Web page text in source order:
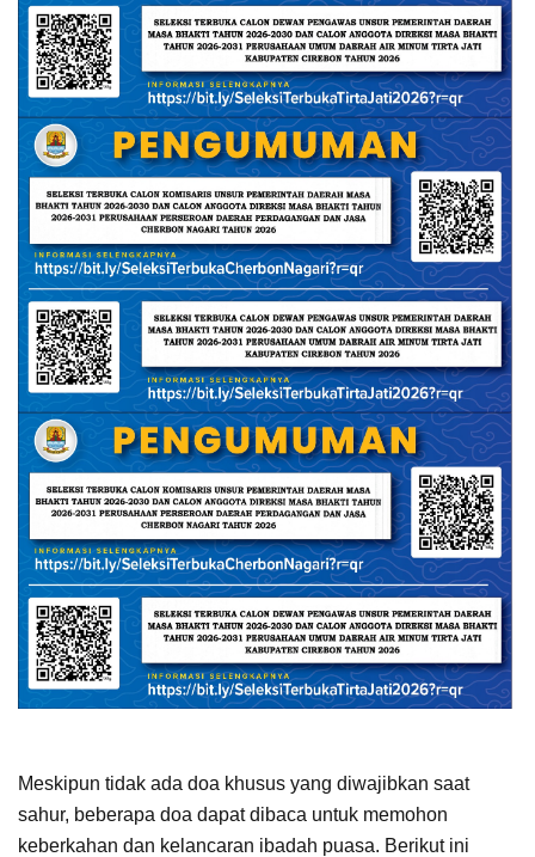
yang sangat dianjurkan dalam Islam bagi mereka yang
menjalankan ibadah puasa, baik puasa wajib seperti
Ramadan maupun puasa sunnah.
Selain sebagai sumber energi untuk menjalani puasa,
sahur juga membawa keberkahan dan pahala yang besar.
Rasulullah ﷺ bersabda:
“Makan sahurlah kalian, karena dalam sahur itu terdapat
keberkahan.” (HR. Bukhari dan Muslim)
Meskipun tidak ada doa khusus yang diwajibkan saat
sahur, beberapa doa dapat dibaca untuk memohon
keberkahan dan kelancaran ibadah puasa. Berikut ini